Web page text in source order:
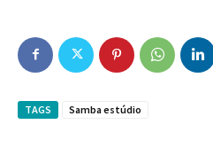
TAGS Samba estúdio